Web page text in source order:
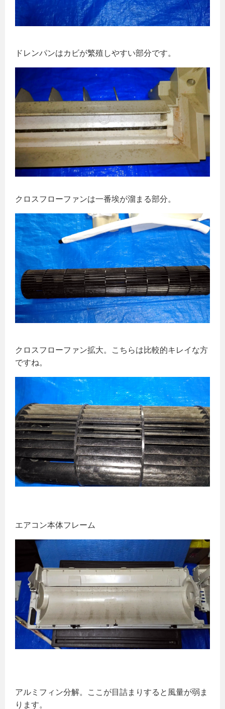
ドレンパンはカビが繁殖しやすい部分です。
クロスフローファンは一番埃が溜まる部分。
クロスフローファン拡大。こちらは比較的キレイな方
ですね。
エアコン本体フレーム
アルミフィン分解。ここが目詰まりすると風量が弱ま
ります。